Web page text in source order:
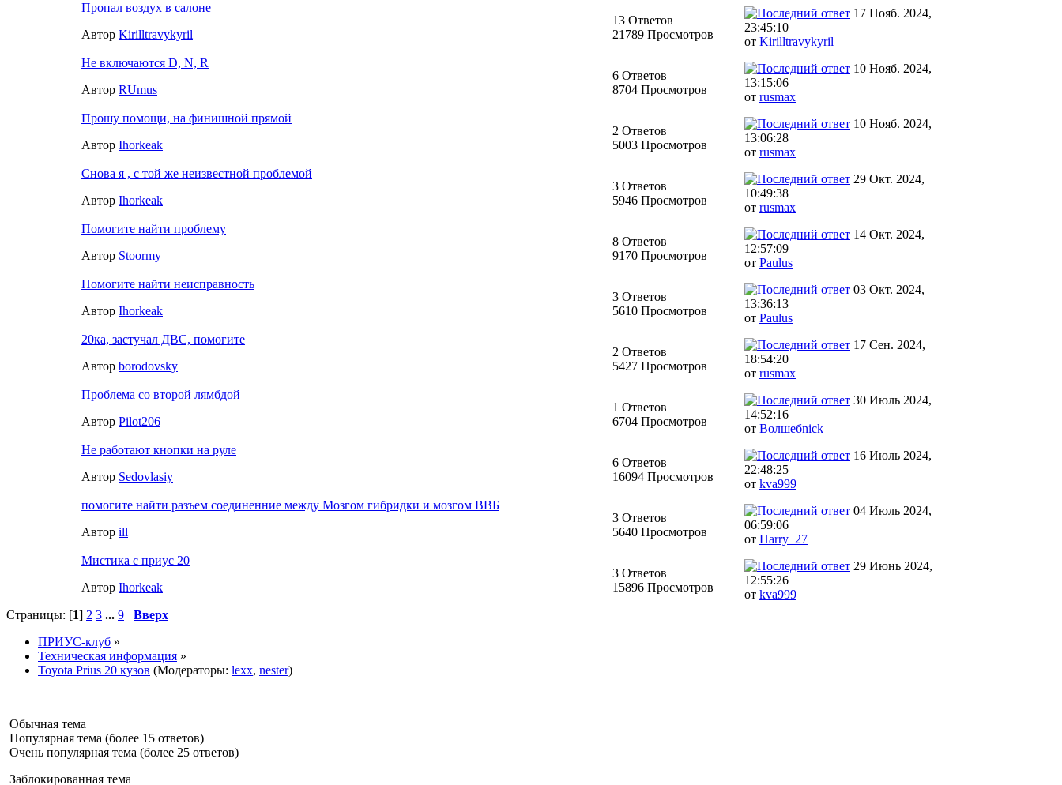
Пропал воздух в салоне
Автор Kirilltravykyril
13 Ответов
21789 Просмотров
17 Нояб. 2024,
23:45:10
от Kirilltravykyril
Не включаются D, N, R
Автор RUmus
6 Ответов
8704 Просмотров
10 Нояб. 2024,
13:15:06
от rusmax
Прошу помощи, на финишной прямой
Автор Ihorkeak
2 Ответов
5003 Просмотров
10 Нояб. 2024,
13:06:28
от rusmax
Снова я , с той же неизвестной проблемой
Автор Ihorkeak
3 Ответов
5946 Просмотров
29 Окт. 2024,
10:49:38
от rusmax
Помогите найти проблему
Автор Stoormy
8 Ответов
9170 Просмотров
14 Окт. 2024,
12:57:09
от Paulus
Помогите найти неисправность
Автор Ihorkeak
3 Ответов
5610 Просмотров
03 Окт. 2024,
13:36:13
от Paulus
20ка, застучал ДВС, помогите
Автор borodovsky
2 Ответов
5427 Просмотров
17 Сен. 2024,
18:54:20
от rusmax
Проблема со второй лямбдой
Автор Pilot206
1 Ответов
6704 Просмотров
30 Июль 2024,
14:52:16
от Волшебnick
Не работают кнопки на руле
Автор Sedovlasiy
6 Ответов
16094 Просмотров
16 Июль 2024,
22:48:25
от kva999
помогите найти разъем соединенние между Мозгом гибридки и мозгом ВВБ
Автор ill
3 Ответов
5640 Просмотров
04 Июль 2024,
06:59:06
от Harry_27
Мистика с приус 20
Автор Ihorkeak
3 Ответов
15896 Просмотров
29 Июнь 2024,
12:55:26
от kva999
Страницы: [1] 2 3 ... 9
Вверх
ПРИУС-клуб »
Техническая информация »
Toyota Prius 20 кузов (Модераторы: lexx, nester)
Обычная тема
Популярная тема (более 15 ответов)
Очень популярная тема (более 25 ответов)
Заблокированная тема